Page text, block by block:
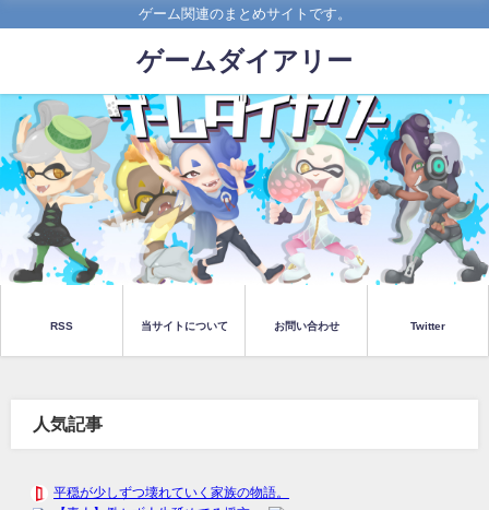
ゲーム関連のまとめサイトです。
ゲームダイアリー
RSS 当サイトについて お問い合わせ Twitter
人気記事